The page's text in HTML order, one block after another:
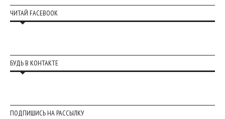
ЧИТАЙ FACEBOOK
БУДЬ В КОНТАКТЕ
ПОДПИШИСЬ НА РАССЫЛКУ